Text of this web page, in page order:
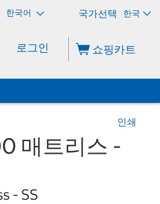
한국어 한국
로그인 쇼핑카트
인쇄
매트리스 -
- SS